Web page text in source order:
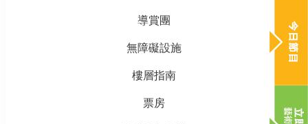
導賞團
無障礙設施
樓層指南
票房